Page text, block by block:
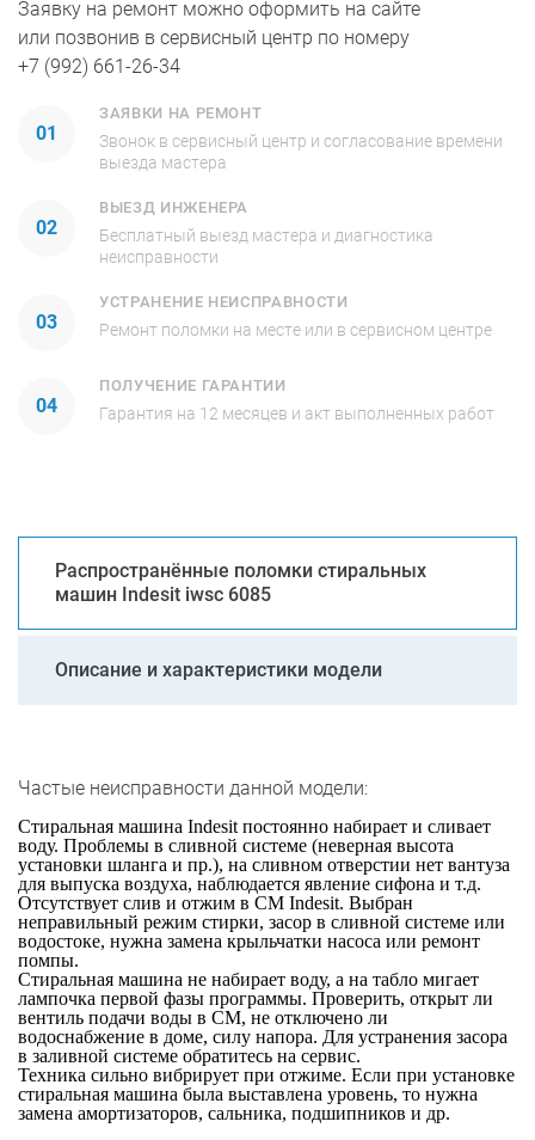
Заявку на ремонт можно оформить на сайте
или позвонив в сервисный центр по номеру
+7 (992) 661-26-34
01
ЗАЯВКИ НА РЕМОНТ
Звонок в сервисный центр и согласование времени
выезда мастера
02
ВЫЕЗД ИНЖЕНЕРА
Бесплатный выезд мастера и диагностика
неисправности
03
УСТРАНЕНИЕ НЕИСПРАВНОСТИ
Ремонт поломки на месте или в сервисном центре
04
ПОЛУЧЕНИЕ ГАРАНТИИ
Гарантия на 12 месяцев и акт выполненных работ
Распространённые поломки стиральных
машин Indesit iwsc 6085
Описание и характеристики модели
Частые неисправности данной модели:
Стиральная машина Indesit постоянно набирает и сливает
воду. Проблемы в сливной системе (неверная высота
установки шланга и пр.), на сливном отверстии нет вантуза
для выпуска воздуха, наблюдается явление сифона и т.д.
Отсутствует слив и отжим в СМ Indesit. Выбран
неправильный режим стирки, засор в сливной системе или
водостоке, нужна замена крыльчатки насоса или ремонт
помпы.
Стиральная машина не набирает воду, а на табло мигает
лампочка первой фазы программы. Проверить, открыт ли
вентиль подачи воды в СМ, не отключено ли
водоснабжение в доме, силу напора. Для устранения засора
в заливной системе обратитесь на сервис.
Техника сильно вибрирует при отжиме. Если при установке
стиральная машина была выставлена уровень, то нужна
замена амортизаторов, сальника, подшипников и др.